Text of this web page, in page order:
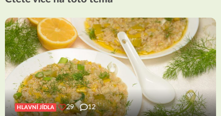
HLAVNÍ JÍDLA 29 12